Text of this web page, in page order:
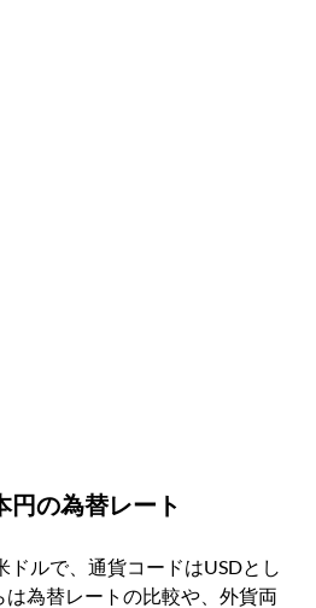
円の為替レート
ドルで、通貨コードはUSDとし
為替レートの比較や、外貨両